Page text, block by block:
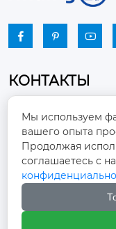
  
КОНТАКТЫ

район
Шаньдун
winston-
+86-
Мы используем
вашего опыта
Продолжая
соглашаетесь с